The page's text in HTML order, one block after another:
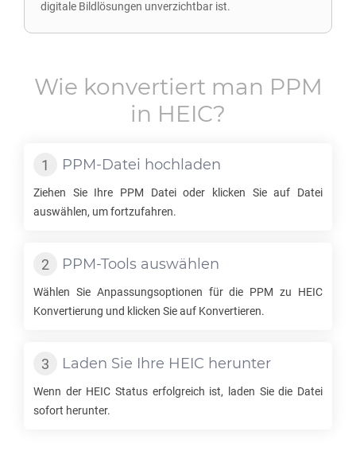
digitale Bildlösungen unverzichtbar ist.
Wie konvertiert man PPM
in HEIC?
PPM-Datei hochladen
Ziehen Sie Ihre PPM Datei oder klicken Sie auf Datei
auswählen, um fortzufahren.
PPM-Tools auswählen
Wählen Sie Anpassungsoptionen für die PPM zu HEIC
Konvertierung und klicken Sie auf Konvertieren.
Laden Sie Ihre HEIC herunter
Wenn der HEIC Status erfolgreich ist, laden Sie die Datei
sofort herunter.